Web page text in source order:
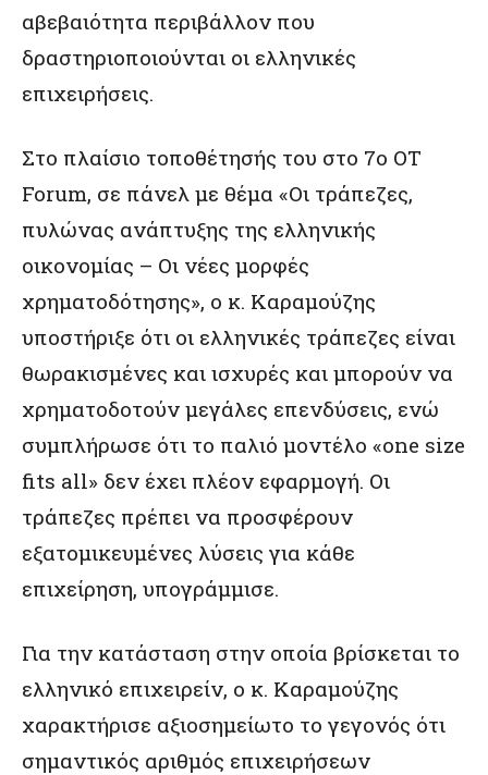
αβεβαιότητα περιβάλλον που
δραστηριοποιούνται οι ελληνικές
επιχειρήσεις.
Στο πλαίσιο τοποθέτησής του στο 7ο OT
Forum, σε πάνελ με θέμα «Οι τράπεζες,
πυλώνας ανάπτυξης της ελληνικής
οικονομίας – Οι νέες μορφές
χρηματοδότησης», ο κ. Καραμούζης
υποστήριξε ότι οι ελληνικές τράπεζες είναι
θωρακισμένες και ισχυρές και μπορούν να
χρηματοδοτούν μεγάλες επενδύσεις, ενώ
συμπλήρωσε ότι το παλιό μοντέλο «one size
fits all» δεν έχει πλέον εφαρμογή. Οι
τράπεζες πρέπει να προσφέρουν
εξατομικευμένες λύσεις για κάθε
επιχείρηση, υπογράμμισε.
Για την κατάσταση στην οποία βρίσκεται το
ελληνικό επιχειρείν, ο κ. Καραμούζης
χαρακτήρισε αξιοσημείωτο το γεγονός ότι
σημαντικός αριθμός επιχειρήσεων